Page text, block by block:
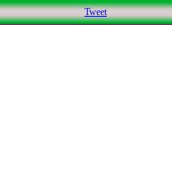
Tweet